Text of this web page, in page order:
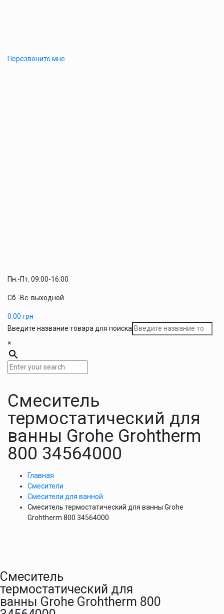
Перезвоните мне
Пн.-Пт. 09:00-16:00
Сб.-Вс. выходной
0.00 грн
Введите название товара для поиска
×
Смеситель
термостатический для
ванны Grohe Grohtherm
800 34564000
Главная
Смесители
Смесители для ванной
Смеситель термостатический для ванны Grohe
Grohtherm 800 34564000
Смеситель
термостатический для
ванны Grohe Grohtherm 800